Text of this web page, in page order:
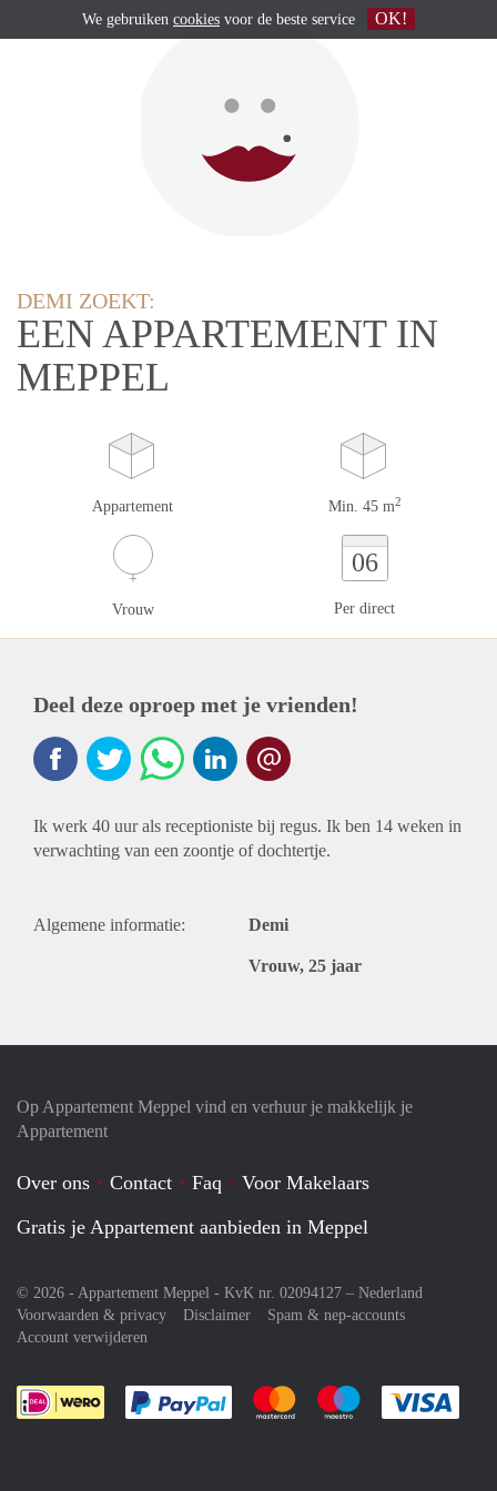
DEMI ZOEKT:
EEN APPARTEMENT IN
MEPPEL
Appartement Min. 45 m2
Vrouw
06
Per direct
Deel deze oproep met je vrienden!
Ik werk 40 uur als receptioniste bij regus. Ik ben 14 weken in
verwachting van een zoontje of dochtertje.
Algemene informatie: Demi
Vrouw, 25 jaar
Op Appartement Meppel vind en verhuur je makkelijk je
Appartement
Over ons Contact Faq
Voor Makelaars
Gratis je Appartement aanbieden in Meppel
© 2026 - Appartement Meppel - KvK nr. 02094127 – Nederland
Voorwaarden & privacy
Disclaimer
Spam & nep-accounts
Account verwijderen
Je rekent gemakkelijk af met Paypal
Je rekent gemakkelijk af met
Je rekent
We gebruiken cookies voor de beste service OK!